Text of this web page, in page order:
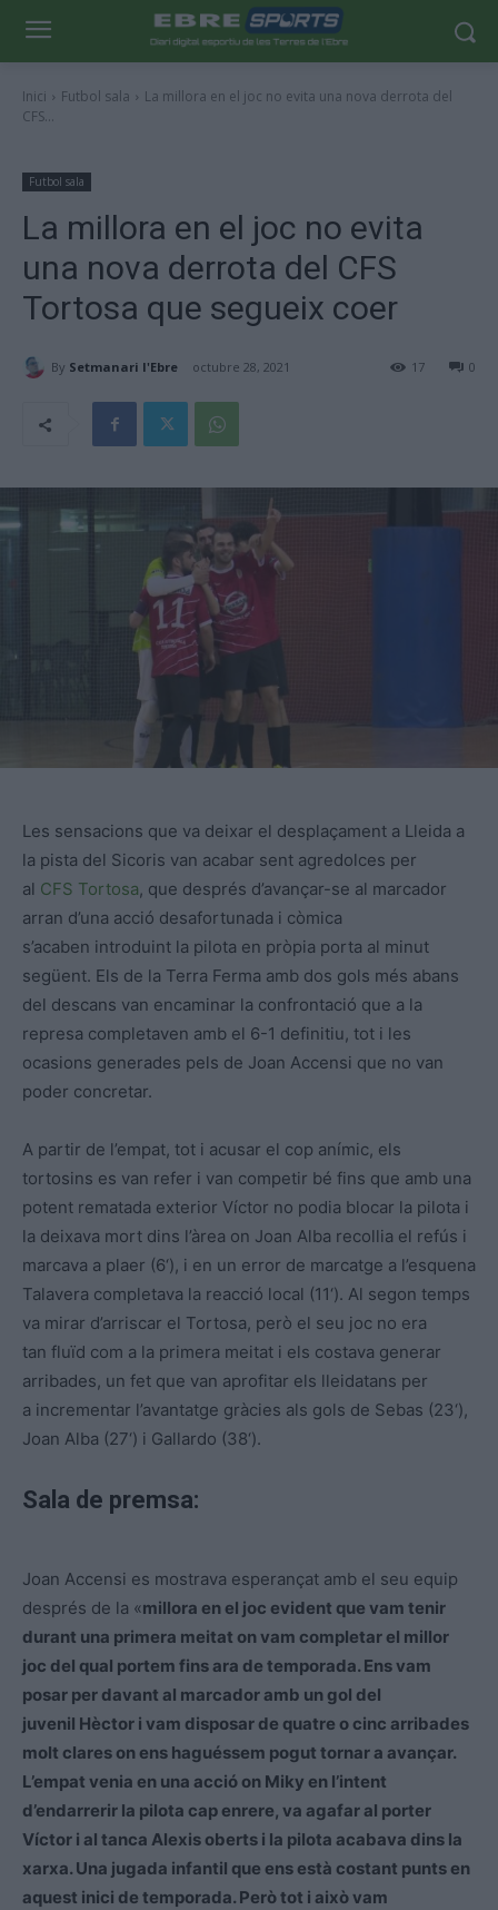
Inici Futbol sala
La millora en el joc no evita una nova derrota del
CFS...
Futbol sala
La millora en el joc no evita
una nova derrota del CFS
Tortosa que segueix coer
By Setmanari l'Ebre octubre 28, 2021 0
17
Les sensacions que va deixar el desplaçament a Lleida a
la pista del Sicoris van acabar sent agredolces per
al CFS Tortosa, que després d’avançar-se al marcador
arran d’una acció desafortunada i còmica
s’acaben introduint la pilota en pròpia porta al minut
següent. Els de la Terra Ferma amb dos gols més abans
del descans van encaminar la confrontació que a la
represa completaven amb el 6-1 definitiu, tot i les
ocasions generades pels de Joan Accensi que no van
poder concretar.
A partir de l’empat, tot i acusar el cop anímic, els
tortosins es van refer i van competir bé fins que amb una
potent rematada exterior Víctor no podia blocar la pilota i
la deixava mort dins l’àrea on Joan Alba recollia el refús i
marcava a plaer (6‘), i en un error de marcatge a l’esquena
Talavera completava la reacció local (11‘). Al segon temps
va mirar d’arriscar el Tortosa, però el seu joc no era
tan fluïd com a la primera meitat i els costava generar
arribades, un fet que van aprofitar els lleidatans per
a incrementar l’avantatge gràcies als gols de Sebas (23‘),
Joan Alba (27‘) i Gallardo (38‘).
Sala de premsa:
Joan Accensi es mostrava esperançat amb el seu equip
després de la «millora en el joc evident que vam tenir
durant una primera meitat on vam completar el millor
joc del qual portem fins ara de temporada. Ens vam
posar per davant al marcador amb un gol del
juvenil Hèctor i vam disposar de quatre o cinc arribades
molt clares on ens haguéssem pogut tornar a avançar.
L’empat venia en una acció on Miky en l’intent
d’endarrerir la pilota cap enrere, va agafar al porter
Víctor i al tanca Alexis oberts i la pilota acabava dins la
xarxa. Una jugada infantil que ens està costant punts en
aquest inici de temporada. Però tot i això vam